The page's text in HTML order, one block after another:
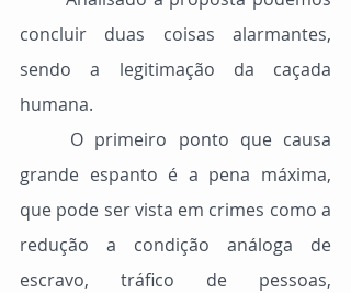
concluir duas coisas alarmantes,
sendo a legitimação da caçada
humana.
grande espanto é a pena máxima,
que pode ser vista em crimes como a
redução a condição análoga de
escravo, tráfico de pessoas,